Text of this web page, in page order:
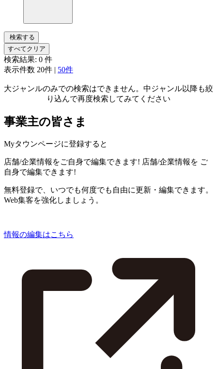
検索する
すべてクリア
検索結果: 0 件
表示件数 20件 | 50件
大ジャンルのみでの検索はできません。中ジャンル以降も絞
り込んで再度検索してみてください
事業主の皆さま
Myタウンページに登録すると
店舗/企業情報をご自身で編集できます! 店舗/企業情報を ご
自身で編集できます!
無料登録で、いつでも何度でも自由に更新・編集できます。
Web集客を強化しましょう。
情報の編集はこちら